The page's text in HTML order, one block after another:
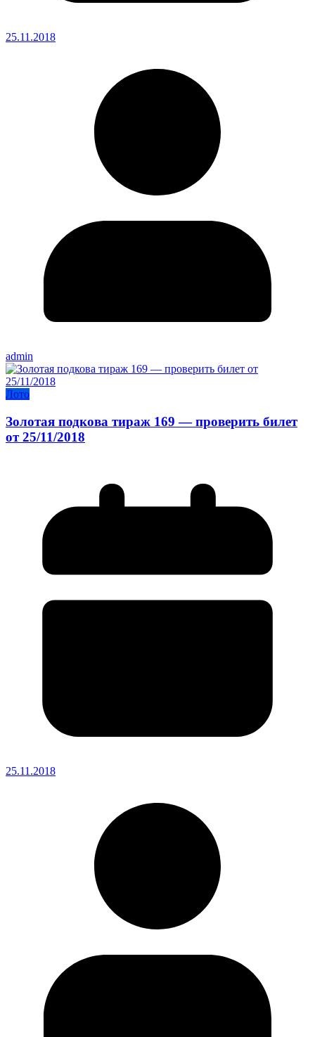
25.11.2018
admin
Лото
Золотая подкова тираж 169 — проверить билет
от 25/11/2018
25.11.2018